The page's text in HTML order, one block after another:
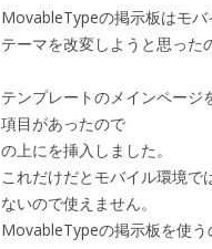
MovableTypeの掲示板はモバ
テーマを改変しようと思った
テンプレートのメインページ
項目があったので
の上にを挿入しました。
これだけだとモバイル環境で
ないので使えません。
MovableTypeの掲示板を使う